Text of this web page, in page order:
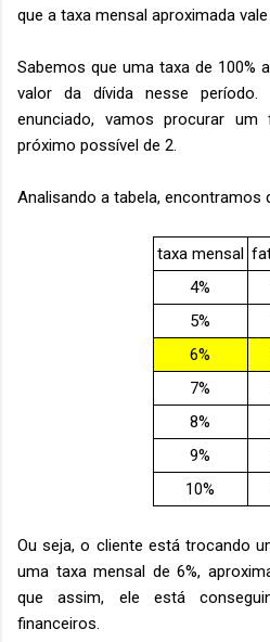
que a taxa mensal aproximada vale
Sabemos que uma taxa de 100%
valor da dívida nesse
enunciado, vamos procurar
próximo possível de 2.
Analisando a tabela, encontramos
taxa mensal
4%
5%
6%
7%
8%
9%
10%
Ou seja, o cliente está trocando
uma taxa mensal de 6%,
que assim, ele está
financeiros.